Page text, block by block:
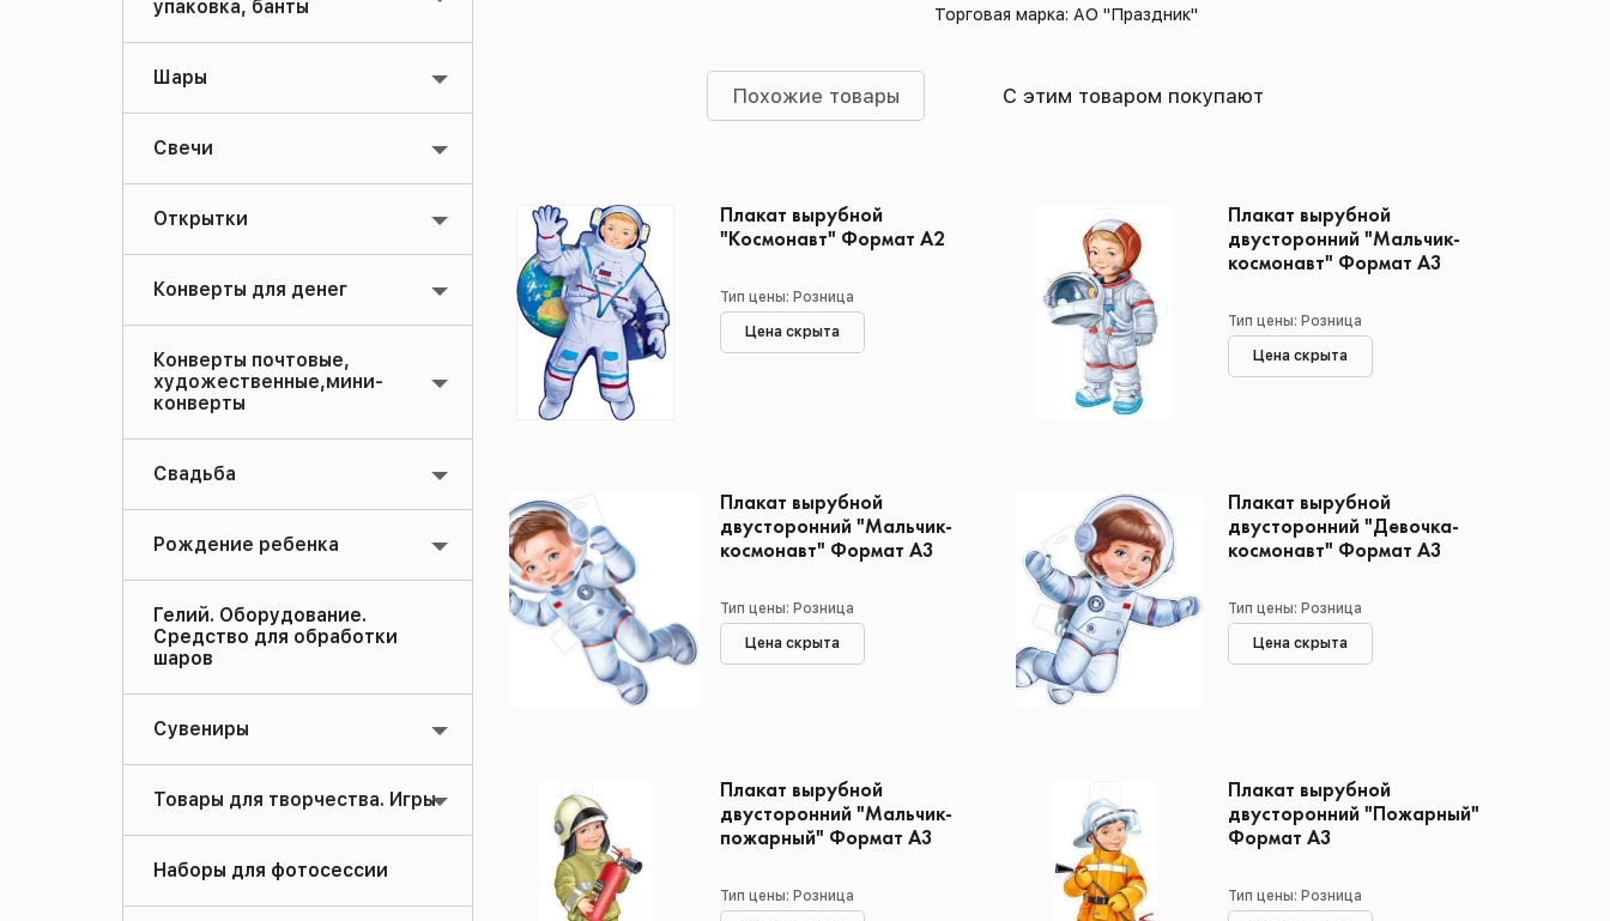
упаковка, банты
Шары
Свечи
Открытки
Конверты для денег
Конверты почтовые,
художественные,мини-
конверты
Свадьба
Рождение ребенка
Гелий. Оборудование.
Средство для обработки
шаров
Сувениры
Товары для творчества. Игры
Наборы для фотосессии
Торговая марка: АО "Праздник"
Похожие товары С этим товаром покупают
Плакат вырубной
"Космонавт" Формат А2
Тип цены: Розница
Цена скрыта
Плакат вырубной
двусторонний "Мальчик-
космонавт" Формат А3
Тип цены: Розница
Цена скрыта
Плакат вырубной
двусторонний "Мальчик-
космонавт" Формат А3
Тип цены: Розница
Цена скрыта
Плакат вырубной
двусторонний "Девочка-
космонавт" Формат А3
Тип цены: Розница
Цена скрыта
Плакат вырубной
двусторонний "Мальчик-
пожарный" Формат А3
Тип цены: Розница
Плакат вырубной
двусторонний "Пожарный"
Формат А3
Тип цены: Розница